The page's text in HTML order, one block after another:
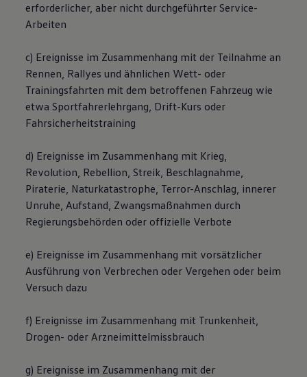
erforderlicher, aber nicht durchgeführter Service-
Arbeiten
c) Ereignisse im Zusammenhang mit der Teilnahme an
Rennen, Rallyes und ähnlichen Wett- oder
Trainingsfahrten mit dem betroffenen Fahrzeug wie
etwa Sportfahrerlehrgang, Drift-Kurs oder
Fahrsicherheitstraining
d) Ereignisse im Zusammenhang mit Krieg,
Revolution, Rebellion, Streik, Beschlagnahme,
Piraterie, Naturkatastrophe, Terror-Anschlag, innerer
Unruhe, Aufstand, Zwangsmaßnahmen durch
Regierungsbehörden oder offizielle Verbote
e) Ereignisse im Zusammenhang mit vorsätzlicher
Ausführung von Verbrechen oder Vergehen oder beim
Versuch dazu
f) Ereignisse im Zusammenhang mit Trunkenheit,
Drogen- oder Arzneimittelmissbrauch
g) Ereignisse im Zusammenhang mit der